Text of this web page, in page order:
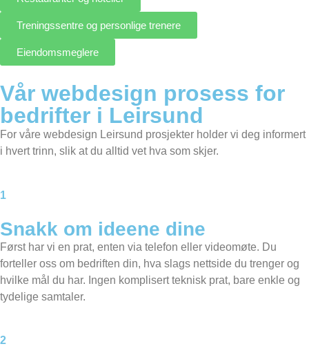
Treningssentre og personlige trenere
Eiendomsmeglere
Vår webdesign prosess for
bedrifter i Leirsund
For våre webdesign Leirsund prosjekter holder vi deg informert
i hvert trinn, slik at du alltid vet hva som skjer.
1
Snakk om ideene dine
Først har vi en prat, enten via telefon eller videomøte. Du
forteller oss om bedriften din, hva slags nettside du trenger og
hvilke mål du har. Ingen komplisert teknisk prat, bare enkle og
tydelige samtaler.
2